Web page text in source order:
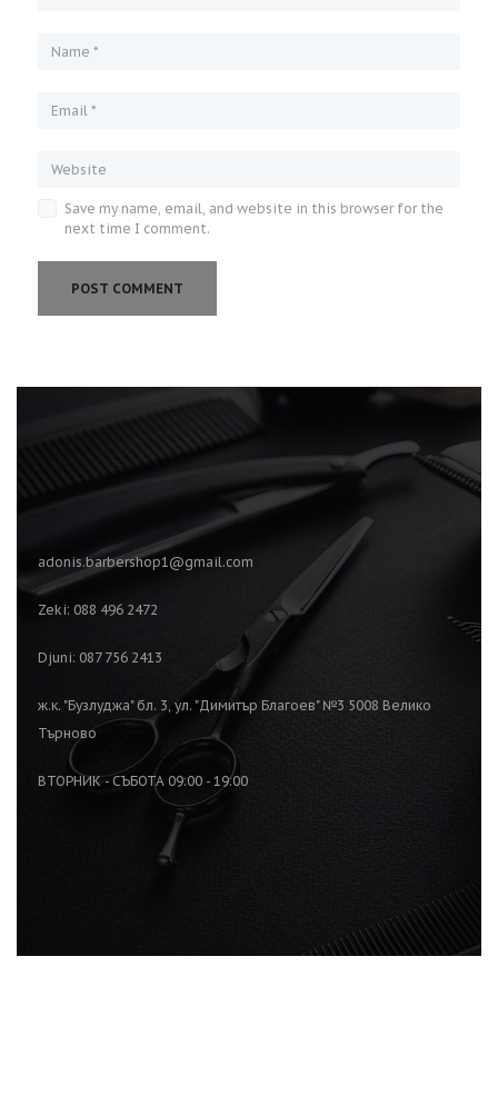
Save my name, email, and website in this browser for the
next time I comment.
adonis.barbershop1@gmail.com
Zeki: 088 496 2472
Djuni: 087 756 2413
ж.к. "Бузлуджа" бл. 3, ул. "Димитър Благоев" №3 5008 Велико
Търново
ВТОРНИК - СЪБОТА 09:00 - 19:00